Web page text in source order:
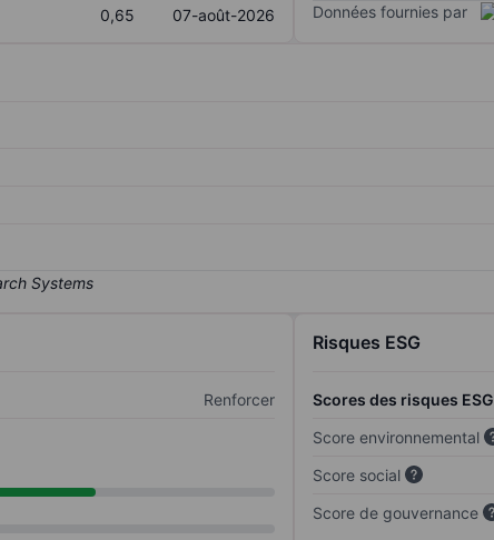
0,65 07-août-2026 Données fournies par
Renforcer
Risques ESG
Scores des risques ESG
Score environnemental
Score social
Score de gouvernance